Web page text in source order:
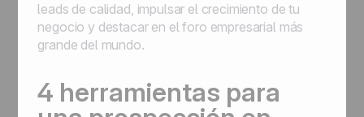
leads de calidad, impulsar el crecimiento de tu
negocio y destacar en el foro empresarial más
grande del mundo.
4 herramientas para